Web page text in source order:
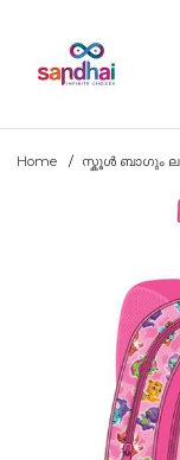
Home സ്കൂൾ ബാഗും